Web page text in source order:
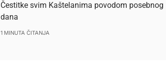
Čestitke svim Kaštelanima povodom posebnog
dana
1 MINUTA ČITANJA